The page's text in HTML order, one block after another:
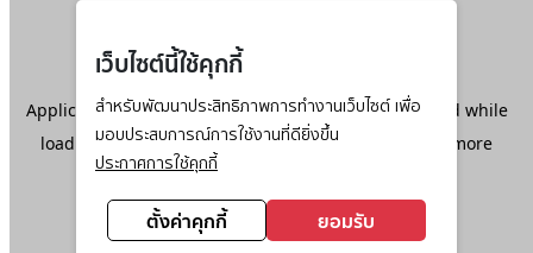
เว็บไซต์นี้ใช้คุกกี้
สำหรับพัฒนาประสิทธิภาพการทำงานเว็บไซต์ เพื่อ
มอบประสบการณ์การใช้งานที่ดียิ่งขึ้น
ประกาศการใช้คุกกี้
ตั้งค่าคุกกี้ ยอมรับ
Application error: aclient-side exception has occurred while
loadingwww.ktc.co.th(see the browser console
for more
information).